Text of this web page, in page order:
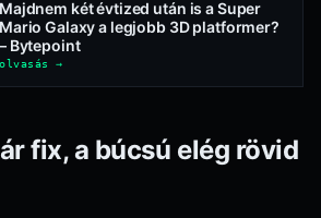
Majdnem két évtized után is a Super
Mario Galaxy a legjobb 3D platformer?
– Bytepoint
olvasás →
fix, a búcsú elég rövid